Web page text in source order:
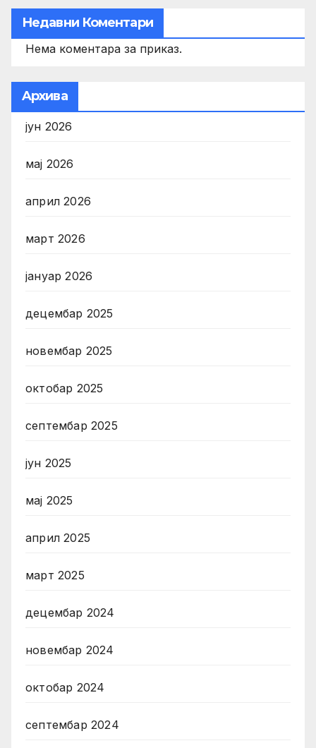
Недавни Коментари
Нема коментара за приказ.
Aрхива
јун 2026
мај 2026
април 2026
март 2026
јануар 2026
децембар 2025
новембар 2025
октобар 2025
септембар 2025
јун 2025
мај 2025
април 2025
март 2025
децембар 2024
новембар 2024
октобар 2024
септембар 2024